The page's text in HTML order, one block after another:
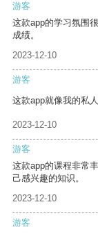
游客
这款app的学习氛围
成绩。
2023-12-10
游客
这款app就像我的私
2023-12-10
游客
这款app的课程非常
己感兴趣的知识。
2023-12-10
游客